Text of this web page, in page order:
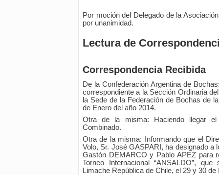
Por moción del Delegado de la
por unanimidad.
Lectura de
Correspondencia Recibida
De la Confederación Argentina de
correspondiente a la Sección Ordinaria
la Sede de la Federación de Bochas de
de Enero del año 2014.
Otra de la misma: Haciendo llegar el
Combinado.
Otra de la misma: Informando que el
Volo, Sr. José GASPARI, ha designado a
Gastón DEMARCO y Pablo APEZ para
Torneo Internacional “ANSALDO”,
Limache República de Chile, el 29 y 30